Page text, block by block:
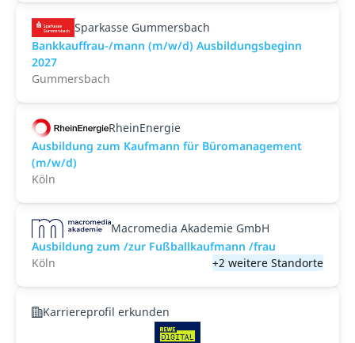
Sparkasse Gummersbach
Bankkauffrau-/mann (m/w/d) Ausbildungsbeginn
2027
Gummersbach
RheinEnergie
Ausbildung zum Kaufmann für Büromanagement
(m/w/d)
Köln
Macromedia Akademie GmbH
Ausbildung zum /zur Fußballkaufmann /frau
Köln
+2 weitere Standorte
Karriereprofil erkunden